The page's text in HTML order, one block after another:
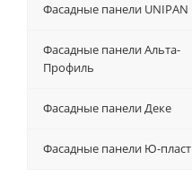
Фасадные панели UNIPAN
Фасадные панели Альта-
Профиль
Фасадные панели Деке
Фасадные панели Ю-пласт